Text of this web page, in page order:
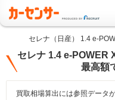
セレナ（日産） 1.4 e-
セレナ 1.4 e-POWER
最高額
買取相場算出には参照データ